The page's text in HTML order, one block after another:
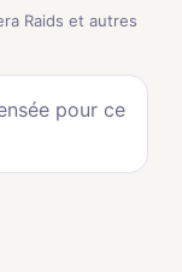
Raids et autres
pour ce